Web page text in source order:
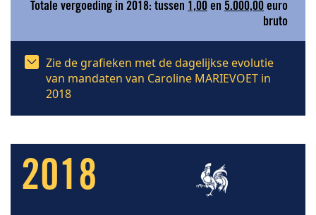
Totale vergoeding in 2018: tussen 1,00 en 5.000,00 euro
bruto
Zie de grafieken met de dagelijkse evolutie
van mandaten van Caroline MARIEVOET in
2018
2018